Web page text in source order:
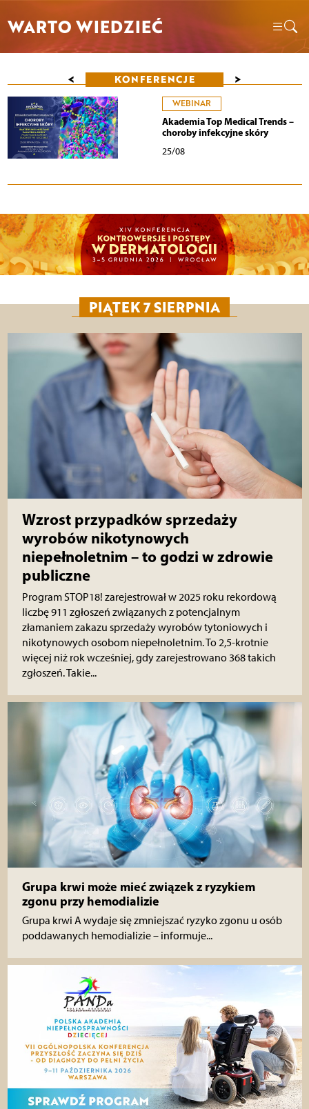
WARTO WIEDZIEĆ
< KONFERENCJE >
WEBINAR
Akademia Top Medical Trends –
choroby infekcyjne skóry
25/08
PIĄTEK 7 SIERPNIA
Wzrost przypadków sprzedaży
wyrobów nikotynowych
niepełnoletnim – to godzi w zdrowie
publiczne
Program STOP18! zarejestrował w 2025 roku rekordową
liczbę 911 zgłoszeń związanych z potencjalnym
złamaniem zakazu sprzedaży wyrobów tytoniowych i
nikotynowych osobom niepełnoletnim. To 2,5-krotnie
więcej niż rok wcześniej, gdy zarejestrowano 368 takich
zgłoszeń. Takie...
Grupa krwi może mieć związek z ryzykiem
zgonu przy hemodializie
Grupa krwi A wydaje się zmniejszać ryzyko zgonu u osób
poddawanych hemodializie – informuje...